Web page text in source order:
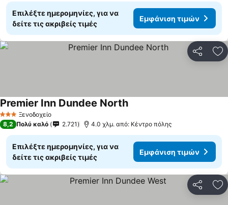
Επιλέξτε ημερομηνίες, για να
δείτε τις ακριβείς τιμές
Εμφάνιση τιμών
3 ΑστέριαΞενοδοχείο
Premier Inn Dundee NorthΕμφάνιση τιμών
8,2 Πολύ καλό 2.721 4.0 χλμ. από: Κέντρο πόλης
Επιλέξτε ημερομηνίες, για να
δείτε τις ακριβείς τιμές
Εμφάνιση τιμών